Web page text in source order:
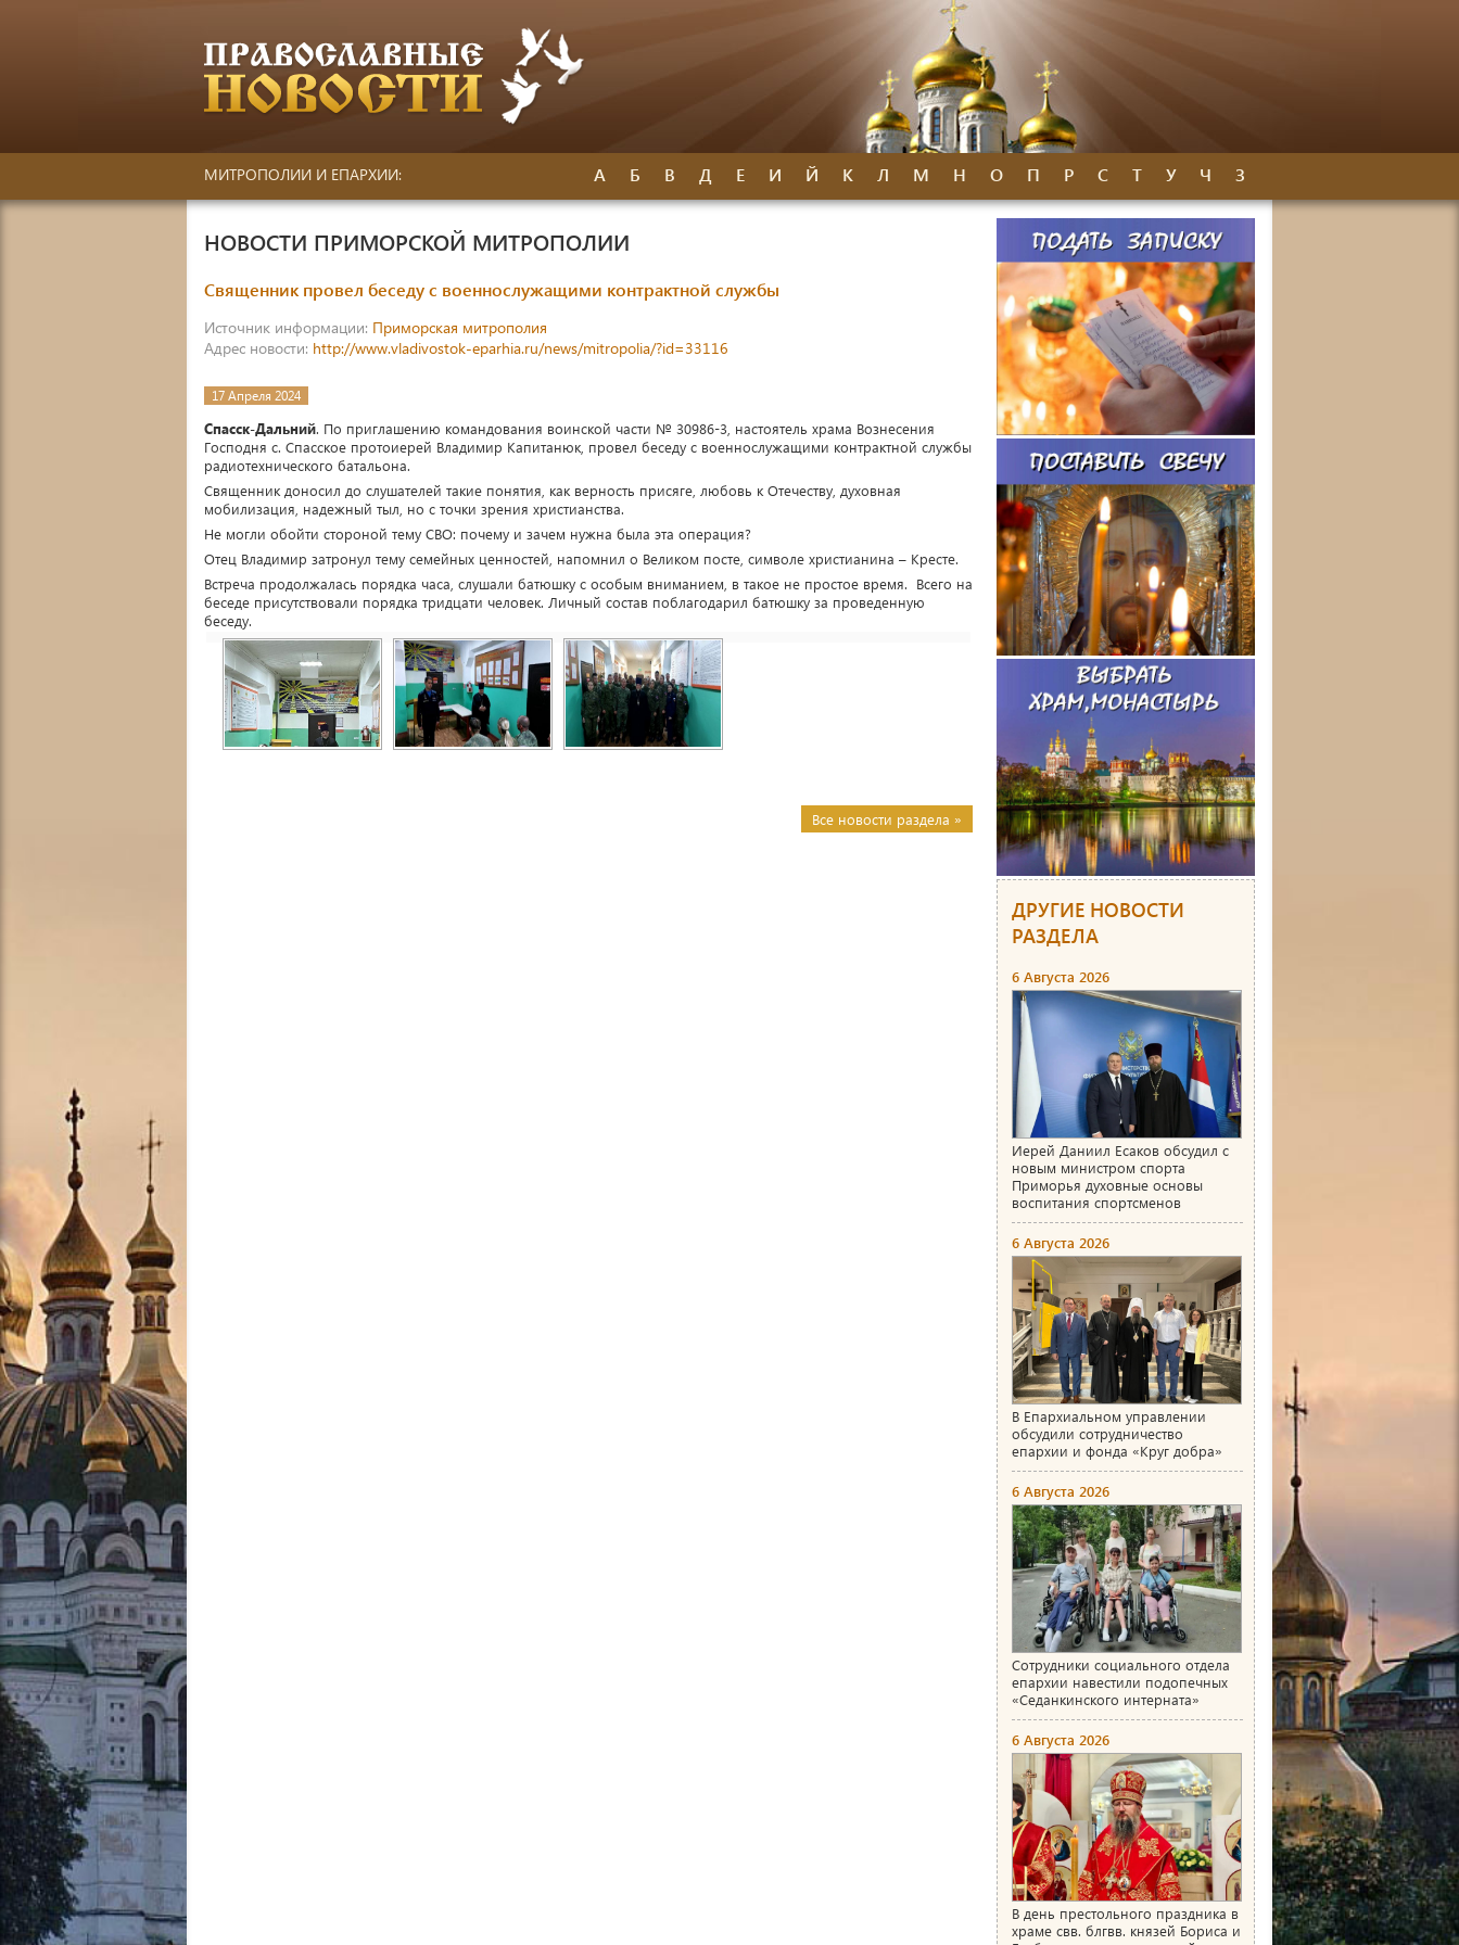
МИТРОПОЛИИ И ЕПАРХИИ: А Б В Д Е И Й К Л М Н О П Р С Т У Ч З
НОВОСТИ ПРИМОРСКОЙ МИТРОПОЛИИ
Священник провел беседу с военнослужащими контрактной службы
Источник информации: Приморская митрополия
Адрес новости: http://www.vladivostok-eparhia.ru/news/mitropolia/?id=33116
17 Апреля 2024
Спасск-Дальний. По приглашению командования воинской части № 30986-3, настоятель храма Вознесения
Господня с. Спасское протоиерей Владимир Капитанюк, провел беседу с военнослужащими контрактной службы
радиотехнического батальона.
Священник доносил до слушателей такие понятия, как верность присяге, любовь к Отечеству, духовная
мобилизация, надежный тыл, но с точки зрения христианства.
Не могли обойти стороной тему СВО: почему и зачем нужна была эта операция?
Отец Владимир затронул тему семейных ценностей, напомнил о Великом посте, символе христианина – Кресте.
Встреча продолжалась порядка часа, слушали батюшку с особым вниманием, в такое не простое время. Всего на
беседе присутствовали порядка тридцати человек. Личный состав поблагодарил батюшку за проведенную
беседу.
Все новости раздела »
ДРУГИЕ НОВОСТИ
РАЗДЕЛА
6 Августа 2026
Иерей Даниил Есаков обсудил с
новым министром спорта
Приморья духовные основы
воспитания спортсменов
6 Августа 2026
В Епархиальном управлении
обсудили сотрудничество
епархии и фонда «Круг добра»
6 Августа 2026
Сотрудники социального отдела
епархии навестили подопечных
«Седанкинского интерната»
6 Августа 2026
В день престольного праздника в
храме свв. блгвв. князей Бориса и